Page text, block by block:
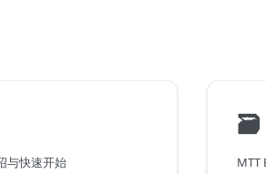
与快速开始
🗃
MTT